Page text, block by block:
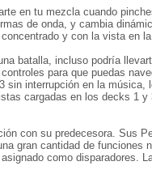
en tu mezcla cuando
de onda, y cambia
y con la vista en
batalla, incluso podría
para que puedas
interrupción en la música,
cargadas en los decks 1
con su predecesora. Sus
gran cantidad de
como disparadores.